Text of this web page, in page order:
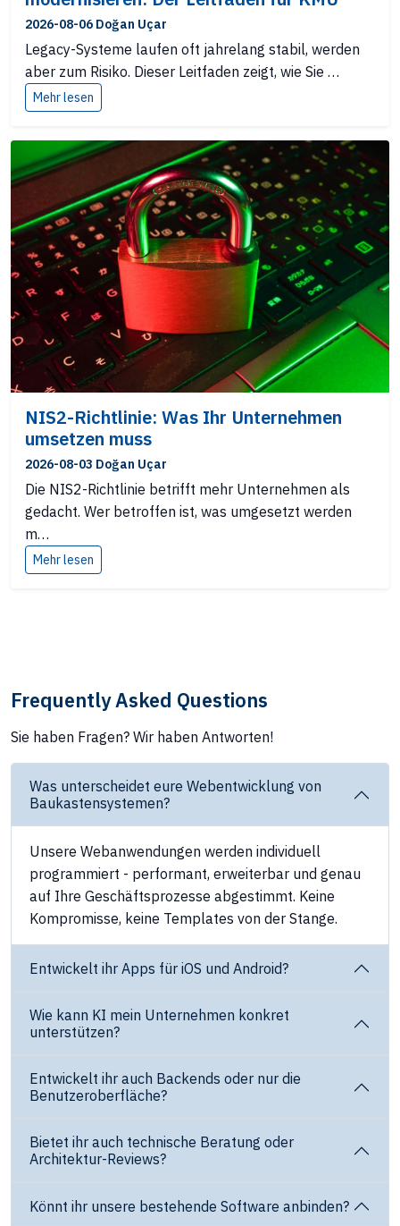
2026-08-06 Doğan Uçar
Legacy-Systeme laufen oft jahrelang stabil, werden
aber zum Risiko. Dieser Leitfaden zeigt, wie Sie …
Mehr lesen
NIS2-Richtlinie: Was Ihr Unternehmen
umsetzen muss
2026-08-03 Doğan Uçar
Die NIS2-Richtlinie betrifft mehr Unternehmen als
gedacht. Wer betroffen ist, was umgesetzt werden
m…
Mehr lesen
Frequently Asked Questions
Sie haben Fragen? Wir haben Antworten!
Was unterscheidet eure Webentwicklung von
Baukastensystemen?
Unsere Webanwendungen werden individuell
programmiert - performant, erweiterbar und genau
auf Ihre Geschäftsprozesse abgestimmt. Keine
Kompromisse, keine Templates von der Stange.
Entwickelt ihr Apps für iOS und Android?
Wie kann KI mein Unternehmen konkret
unterstützen?
Entwickelt ihr auch Backends oder nur die
Benutzeroberfläche?
Bietet ihr auch technische Beratung oder
Architektur-Reviews?
Könnt ihr unsere bestehende Software anbinden?